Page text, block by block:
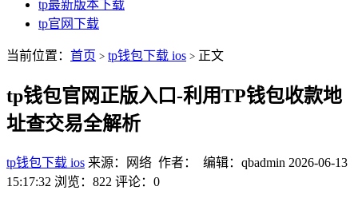
tp最新版本下载
tp官网下载
当前位置： 首页 > tp钱包下载 ios > 正文
tp钱包官网正版入口-利用TP钱包收款地
址查交易全解析
tp钱包下载 ios 来源：网络 作者： 编辑：qbadmin 2026-06-13
15:17:32 浏览：822 评论：0